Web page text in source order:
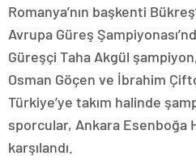
Romanya’nın başkenti
Avrupa Güreş
Güreşçi Taha Akgül
Osman Göçen ve İbrahim
Türkiye’ye takım halinde
sporcular, Ankara Esenboğa
karşılandı.